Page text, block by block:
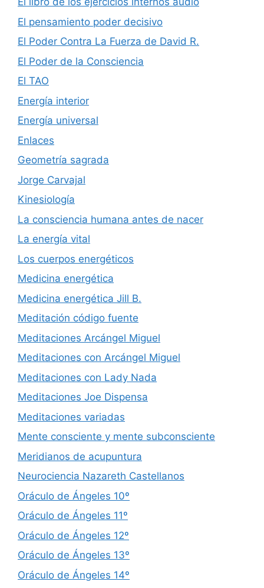
El pensamiento poder decisivo
El Poder Contra La Fuerza de David R.
El Poder de la Consciencia
El TAO
Energía interior
Energía universal
Enlaces
Geometría sagrada
Jorge Carvajal
Kinesiología
La consciencia humana antes de nacer
La energía vital
Los cuerpos energéticos
Medicina energética
Medicina energética Jill B.
Meditación código fuente
Meditaciones Arcángel Miguel
Meditaciones con Arcángel Miguel
Meditaciones con Lady Nada
Meditaciones Joe Dispensa
Meditaciones variadas
Mente consciente y mente subconsciente
Meridianos de acupuntura
Neurociencia Nazareth Castellanos
Oráculo de Ángeles 10º
Oráculo de Ángeles 11º
Oráculo de Ángeles 12º
Oráculo de Ángeles 13º
Oráculo de Ángeles 14º